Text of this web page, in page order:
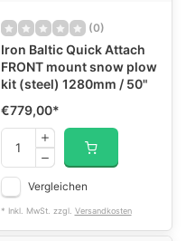
(0)
Iron Baltic Quick Attach
FRONT mount snow plow
kit (steel) 1280mm / 50"
€779,00*
Vergleichen
* Inkl. MwSt. zzgl. Versandkosten